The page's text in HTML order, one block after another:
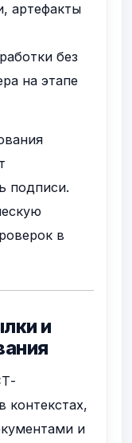
артефакты
без
на этапе
подписи.
в
и
контекстах,
и